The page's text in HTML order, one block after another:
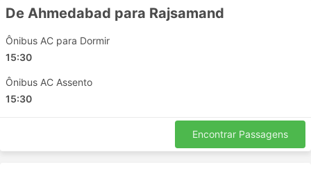
Ahmedabad - Jaipur
Ahmedabad - Udaipur
Ahmedabad - Nathdwara
De Ahmedabad para Rajsamand
Ônibus AC para Dormir
15:30
Ônibus AC Assento
15:30
Encontrar Passagens